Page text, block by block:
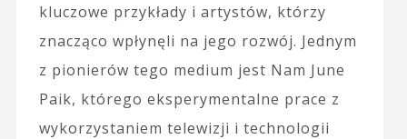
kluczowe przykłady i artystów, którzy
znacząco wpłynęli na jego rozwój. Jednym
z pionierów tego medium jest Nam June
Paik, którego eksperymentalne prace z
wykorzystaniem telewizji i technologii